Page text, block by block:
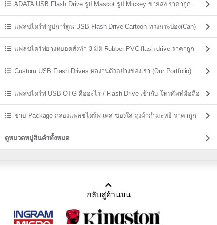
ADATA USB Flash Drive รูป Mascot รูป Mickey ขายส่ง ราคาถูก
แฟลชไดร์ฟ รูปการ์ตูน USB Flash Drive Cartoon ทรงกระป๋อง(Can)
แฟลชไดร์ฟยางหยอดสั่งทำ 3 มิติ Rubber PVC flash drive ราคาถูก
Custom USB Flash Drives ผลงานตัวอย่างของเรา (Our Portfolio)
แฟลชไดร์ฟ USB OTG คืออะไร / Flash Drive เข้ากับ โทรศัพท์มือถือ
ขาย Package กล่องแฟลชไดร์ฟ เคส ซองใส่ ถุงผ้ากำมะหยี่ ราคาถูก
ดูหมวดหมู่สินค้าทั้งหมด
กลับสู่ด้านบน